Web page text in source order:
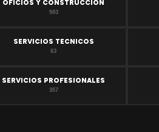
OFICIOS Y CONSTRUCCION
503
SERVICIOS TECNICOS
63
SERVICIOS PROFESIONALES
357